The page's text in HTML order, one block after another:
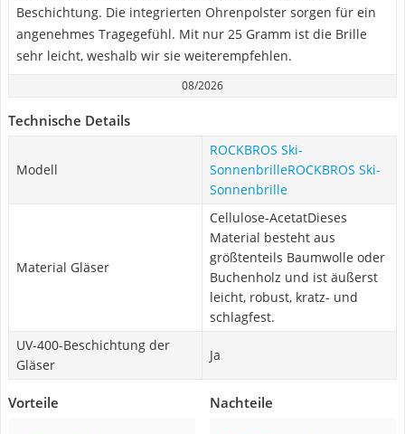
Beschichtung. Die integrierten Ohrenpolster sorgen für ein
angenehmes Tragegefühl. Mit nur 25 Gramm ist die Brille
sehr leicht, weshalb wir sie weiterempfehlen.
08/2026
Technische Details
Modell
ROCKBROS Ski-
SonnenbrilleROCKBROS Ski-
Sonnenbrille
Material Gläser
Cellulose-AcetatDieses
Material besteht aus
größtenteils Baumwolle oder
Buchenholz und ist äußerst
leicht, robust, kratz- und
schlagfest.
UV-400-Beschichtung der
Gläser
Ja
Vorteile Nachteile